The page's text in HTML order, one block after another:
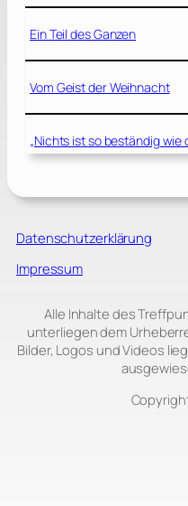
Ein Teil des Ganzen
Vom Geist der Weihnacht
„Nichts ist so beständig wie
Datenschutzerklärung
Impressum
Alle Inhalte des
unterliegen dem
Bilder, Logos und Videos